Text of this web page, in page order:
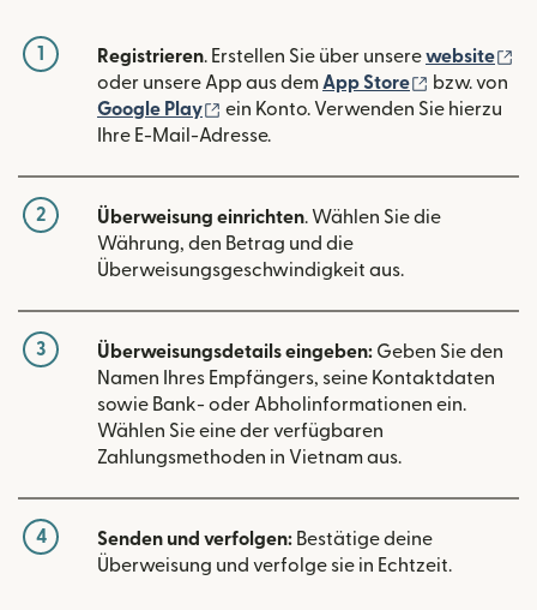
1 Registrieren. Erstellen Sie über unserewebsite
oder unsere App aus dem App Store (wird in
bzw. von
Google Play
(wird in einem neuen Fenster
ein Konto. Verwenden Sie hierzu
Ihre E-Mail-Adresse.
2 Überweisung einrichten. Wählen Sie die
Währung, den Betrag und die
Überweisungsgeschwindigkeit aus.
3 Überweisungsdetails eingeben: Geben Sie den
Namen Ihres Empfängers, seine Kontaktdaten
sowie Bank- oder Abholinformationen ein.
Wählen Sie eine der verfügbaren
Zahlungsmethoden in Vietnam aus.
4 Senden und verfolgen: Bestätige deine
Überweisung und verfolge sie in Echtzeit.